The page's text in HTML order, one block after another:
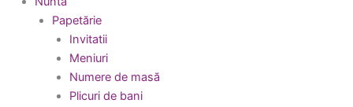
Papetărie
Invitatii
Meniuri
Numere de masă
Plicuri de bani